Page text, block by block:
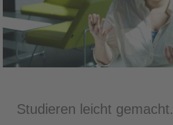
Studieren leicht gemacht.